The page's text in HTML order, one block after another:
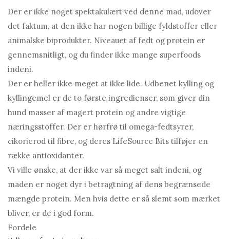
Der er ikke noget spektakulært ved denne mad, udover
det faktum, at den ikke har nogen billige fyldstoffer eller
animalske biprodukter. Niveauet af fedt og protein er
gennemsnitligt, og du finder ikke mange superfoods
indeni.
Der er heller ikke meget at ikke lide. Udbenet kylling og
kyllingemel er de to første ingredienser, som giver din
hund masser af magert protein og andre vigtige
næringsstoffer. Der er hørfrø til omega-fedtsyrer,
cikorierod til fibre, og deres LifeSource Bits tilføjer en
række antioxidanter.
Vi ville ønske, at der ikke var så meget salt indeni, og
maden er noget dyr i betragtning af dens begrænsede
mængde protein. Men hvis dette er så slemt som mærket
bliver, er de i god form.
Fordele